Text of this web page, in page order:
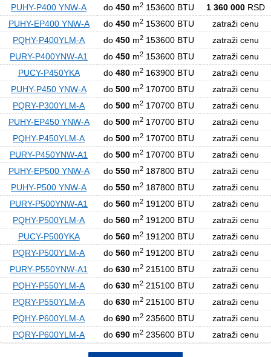
PUHY-P400 YNW-A
do 450 m2 153600 BTU 1 360 000 RSD
PUHY-EP400 YNW-A
do 450 m2 153600 BTU
zatraži cenu
PQHY-P400YLM-A
do 450 m2 153600 BTU
zatraži cenu
PURY-P400YNW-A1
do 450 m2 153600 BTU
zatraži cenu
PUCY-P450YKA
do 480 m2 163900 BTU
zatraži cenu
PUHY-P450 YNW-A
do 500 m2 170700 BTU
zatraži cenu
PQRY-P300YLM-A
do 500 m2 170700 BTU
zatraži cenu
PUHY-EP450 YNW-A
do 500 m2 170700 BTU
zatraži cenu
PQHY-P450YLM-A
do 500 m2 170700 BTU
zatraži cenu
PURY-P450YNW-A1
do 500 m2 170700 BTU
zatraži cenu
PUHY-EP500 YNW-A
do 550 m2 187800 BTU
zatraži cenu
PUHY-P500 YNW-A
do 550 m2 187800 BTU
zatraži cenu
PURY-P500YNW-A1
do 560 m2 191200 BTU
zatraži cenu
PQHY-P500YLM-A
do 560 m2 191200 BTU
zatraži cenu
PUCY-P500YKA
do 560 m2 191200 BTU
zatraži cenu
PQRY-P500YLM-A
do 560 m2 191200 BTU
zatraži cenu
PURY-P550YNW-A1
do 630 m2 215100 BTU
zatraži cenu
PQHY-P550YLM-A
do 630 m2 215100 BTU
zatraži cenu
PQRY-P550YLM-A
do 630 m2 215100 BTU
zatraži cenu
PQHY-P600YLM-A
do 690 m2 235600 BTU
zatraži cenu
PQRY-P600YLM-A
do 690 m2 235600 BTU zatraži cenu